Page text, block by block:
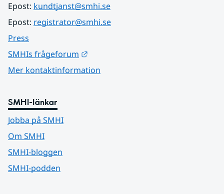
Epost: kundtjanst@smhi.se
Epost: registrator@smhi.se
Press
SMHIs frågeforum
Mer kontaktinformation
SMHI-länkar
Jobba på SMHI
Om SMHI
SMHI-bloggen
SMHI-podden